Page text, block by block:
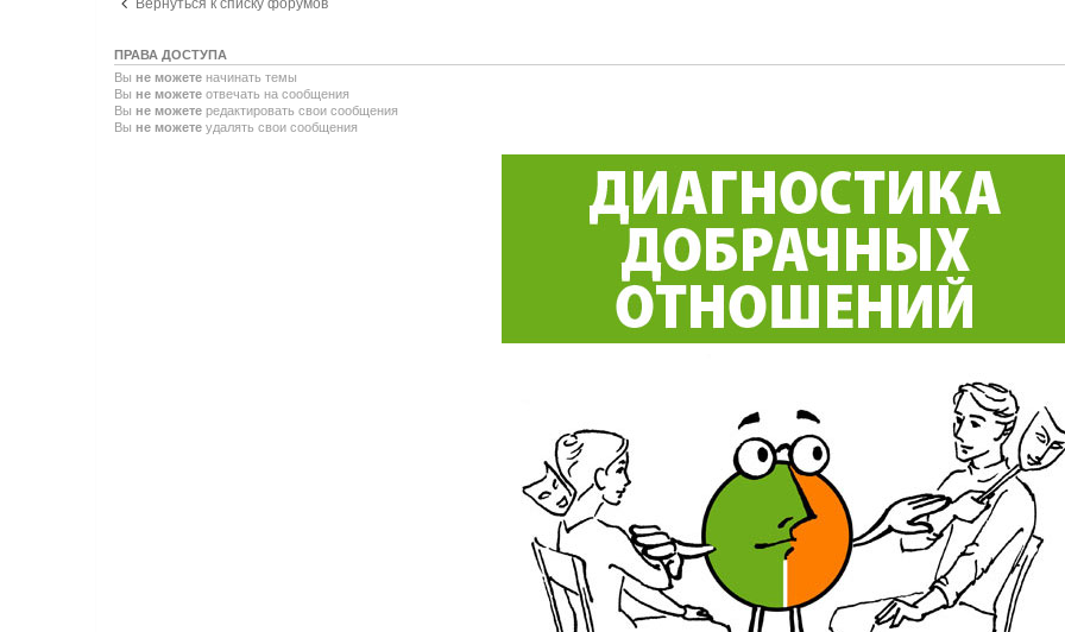
Вернуться к списку форумов
ПРАВА ДОСТУПА
Вы не можете начинать темы
Вы не можете отвечать на сообщения
Вы не можете редактировать свои сообщения
Вы не можете удалять свои сообщения